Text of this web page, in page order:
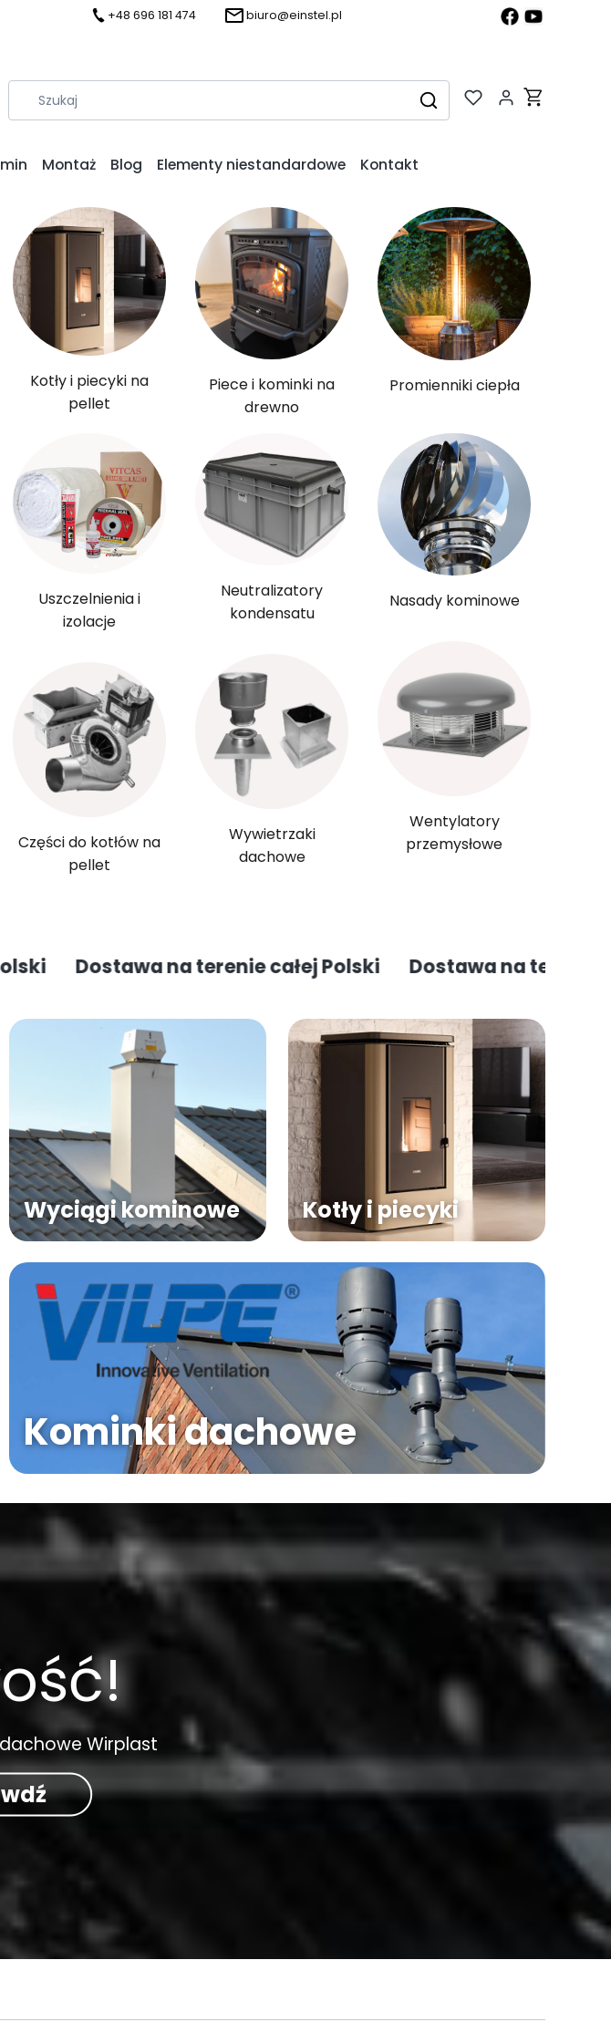
+48 696 181 474 biuro@einstel.pl
WyczyśćSzukaj
Produkty w
Montaż Blog Elementy niestandardowe Kontakt
Kotły i piecyki na
pellet
Piece i kominki na
drewno
Promienniki ciepła
Uszczelnienia i
izolacje
Części do kotłów na
pellet
Neutralizatory
kondensatu
Wywietrzaki
dachowe
Nasady kominowe
Wentylatory
przemysłowe
na terenie całej Polski Dostawa na terenie całej
Kominki dachowe
Wyciągi kominowe Kotły i piecyki
Wirplast